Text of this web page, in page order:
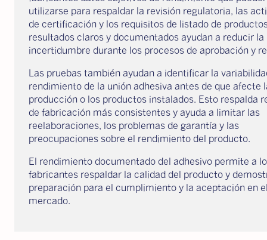
utilizarse para respaldar la revisión regulatoria, las
de certificación y los requisitos de listado de
resultados claros y documentados ayudan a reducir la
incertidumbre durante los procesos de aprobación y
Las pruebas también ayudan a identificar la
rendimiento de la unión adhesiva antes de que afecte
producción o los productos instalados. Esto respalda
de fabricación más consistentes y ayuda a limitar las
reelaboraciones, los problemas de garantía y las
preocupaciones sobre el rendimiento del producto.
El rendimiento documentado del adhesivo permite a
fabricantes respaldar la calidad del producto y
preparación para el cumplimiento y la aceptación en
mercado.